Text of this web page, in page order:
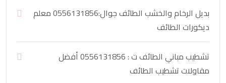
بديل الرخام والخشب الطائف جوال:0556131856 معلم
ديكورات الطائف
تشطيب مباني الطائف ت : 0556131856 أفضل
مقاولات تشطيب الطائف